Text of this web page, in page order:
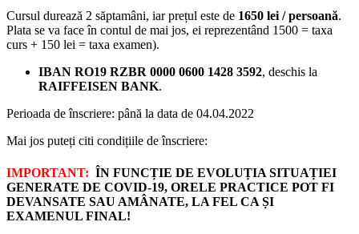
Cursul durează 2 săptamâni, iar prețul este de 1650 lei / persoană.
Plata se va face în contul de mai jos, ei reprezentând 1500 = taxa
curs + 150 lei = taxa examen).
IBAN RO19 RZBR 0000 0600 1428 3592, deschis la
RAIFFEISEN BANK.
Perioada de înscriere: până la data de 04.04.2022
Mai jos puteți citi condițiile de înscriere:
IMPORTANT: ÎN FUNCȚIE DE EVOLUȚIA SITUAȚIEI
GENERATE DE COVID-19, ORELE PRACTICE POT FI
DEVANSATE SAU AMÂNATE, LA FEL CA ȘI
EXAMENUL FINAL!